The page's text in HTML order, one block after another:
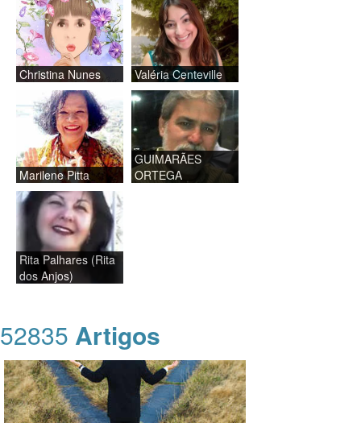
Christina Nunes Valéria Centeville
Marilene Pitta
GUIMARÃES
ORTEGA
Rita Palhares (Rita
dos Anjos)
52835 Artigos